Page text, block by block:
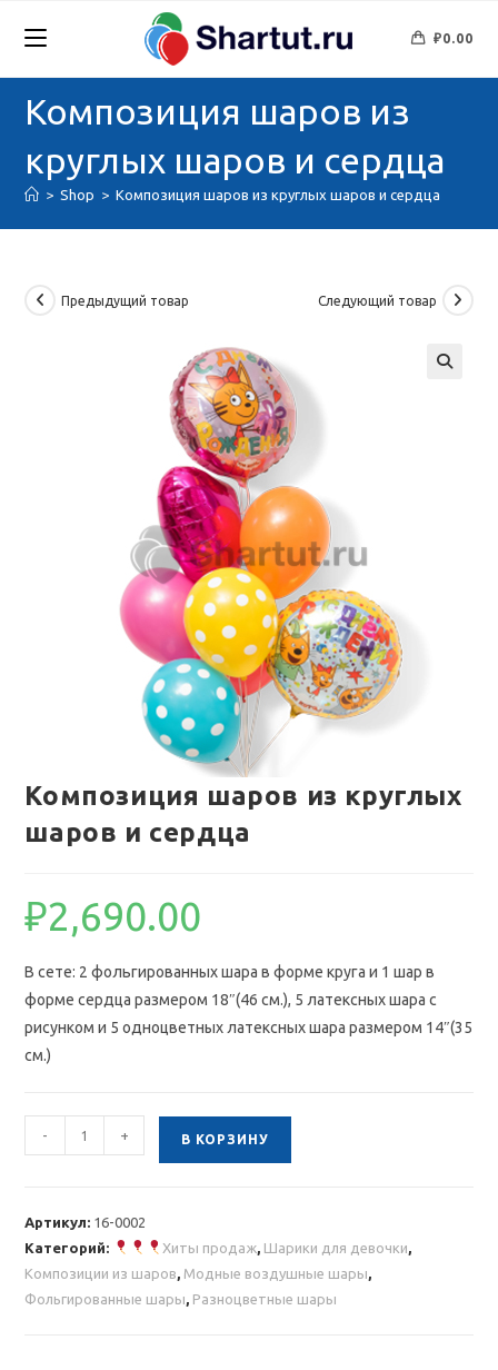
₽0.00
Композиция шаров из
круглых шаров и сердца
> Shop > Композиция шаров из круглых шаров и сердца
Предыдущий товар Следующий товар
Композиция шаров из круглых
шаров и сердца
₽2,690.00
В сете: 2 фольгированных шара в форме круга и 1 шар в
форме сердца размером 18″(46 см.), 5 латексных шара с
рисунком и 5 одноцветных латексных шара размером 14″(35
см.)
Количество
товара
круглых
шаров
- + В КОРЗИНУ
Артикул: 16-0002
Категорий:
Хиты продаж, Шарики для девочки,
Композиции из шаров, Модные воздушные шары,
Фольгированные шары, Разноцветные шары